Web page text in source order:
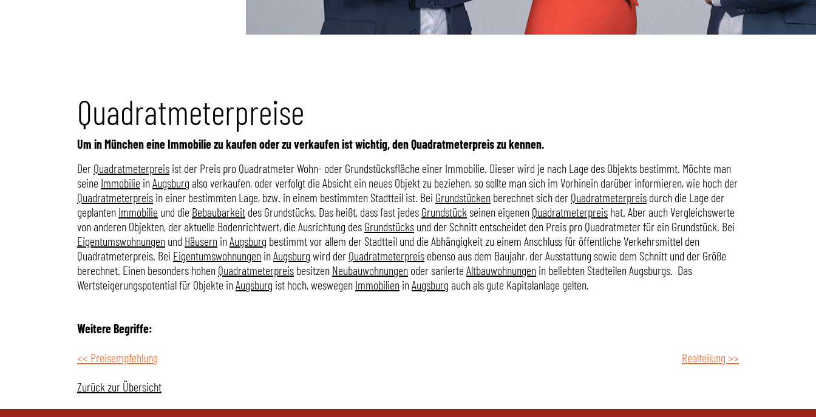
Quadratmeterpreise
Um in München eine Immobilie zu kaufen oder zu verkaufen ist wichtig, den Quadratmeterpreis zu kennen.
Der Quadratmeterpreis ist der Preis pro Quadratmeter Wohn- oder Grundstücksfläche einer Immobilie. Dieser wird je nach Lage des Objekts bestimmt. Möchte man
seine Immobilie inAugsburg also verkaufen, oder verfolgt die Absicht ein neues Objekt zu beziehen, so sollte man sich im Vorhinein darüber informieren, wie hoch der
Quadratmeterpreis in einer bestimmten Lage, bzw. in einem bestimmten Stadtteil ist. Bei Grundstücken berechnet sich der Quadratmeterpreis durch die Lage der
geplanten Immobilie und die Bebaubarkeit des Grundstücks. Das heißt, dass fast jedes Grundstück seinen eigenen Quadratmeterpreis hat. Aber auch Vergleichswerte
von anderen Objekten, der aktuelle Bodenrichtwert, die Ausrichtung des Grundstücks und der Schnitt entscheidet den Preis pro Quadratmeter für ein Grundstück. Bei
Eigentumswohnungen und Häusern inAugsburg bestimmt vor allem der Stadtteil und die Abhängigkeit zu einem Anschluss für öffentliche Verkehrsmittel den
Quadratmeterpreis. Bei Eigentumswohnungen inAugsburg wird der Quadratmeterpreis ebenso aus dem Baujahr, der Ausstattung sowie dem Schnitt und der Größe
berechnet. Einen besonders hohen Quadratmeterpreis besitzen Neubauwohnungen oder sanierte Altbauwohnungen in beliebten Stadteilen Augsburgs. Das
Wertsteigerungspotential für Objekte inAugsburg ist hoch, weswegen Immobilien inAugsburg auch als gute Kapitalanlage gelten.
Weitere Begriffe:
<< Preisempfehlung
Realteilung >>
Zurück zur Übersicht